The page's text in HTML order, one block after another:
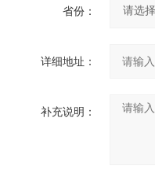
省份：
详细地址：
补充说明：